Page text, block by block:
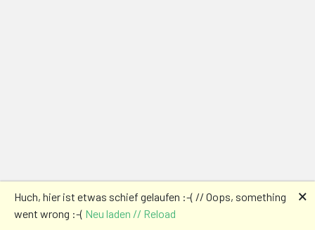
Huch, hier ist etwas schief gelaufen :-( // Oops, something
went wrong :-( Neu laden // Reload
🗙